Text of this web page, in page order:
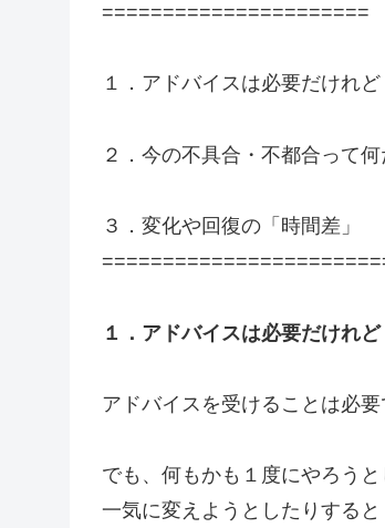
======================
１．アドバイスは必要だけれど
２．今の不具合・不都合って何
３．変化や回復の「時間差」
１．アドバイスは必要だけれど
アドバイスを受けることは必要
でも、何もかも１度にやろうと
一気に変えようとしたりすると